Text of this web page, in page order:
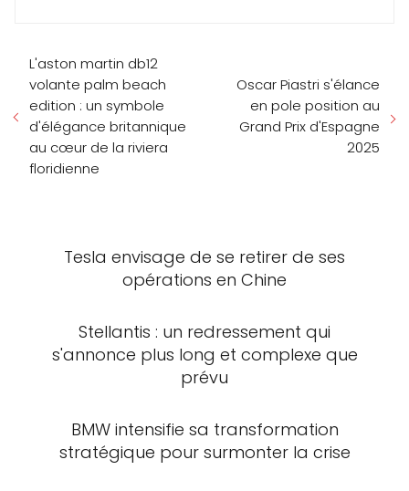
L'aston martin db12
volante palm beach
edition : un symbole
d'élégance britannique
au cœur de la riviera
floridienne
Oscar Piastri s'élance
en pole position au
Grand Prix d'Espagne
2025
Tesla envisage de se retirer de ses
opérations en Chine
Stellantis : un redressement qui
s'annonce plus long et complexe que
prévu
BMW intensifie sa transformation
stratégique pour surmonter la crise